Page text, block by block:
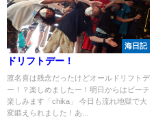
海日記
ドリフトデー！
渡名喜は残念だったけどオールドリフトデ
ー！？楽しめましたー！明日からはビーチ
楽しみます「chika」 今日も流れ地獄で大
変鍛えられました！あ...